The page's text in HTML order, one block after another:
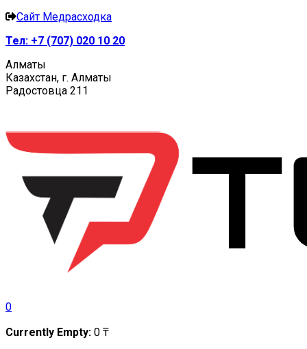
Сайт Медрасходка
Тел: +7 (707) 020 10 20
Алматы
Казахстан, г. Алматы
Радостовца 211
0
Currently Empty: 0 ₸